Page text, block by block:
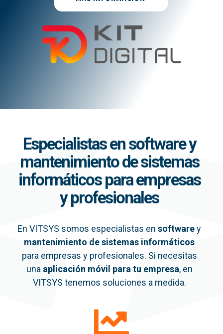
Especialistas en software y
mantenimiento de sistemas
informáticos para empresas
y profesionales
En VITSYS somos especialistas en softwarey
mantenimiento de sistemas informáticos
para empresas y profesionales. Si necesitas
una aplicación móvil para tu empresa, en
VITSYS tenemos soluciones a medida.